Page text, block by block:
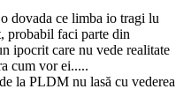
dovada ce limba io tragi lu
probabil faci parte din
ipocrit care nu vede realitate
cum vor ei.....
la PLDM nu lasă cu vederea